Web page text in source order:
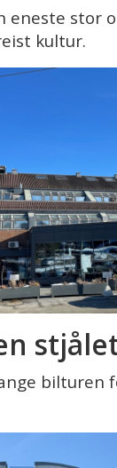
eneste stor
kultur.
bilturen